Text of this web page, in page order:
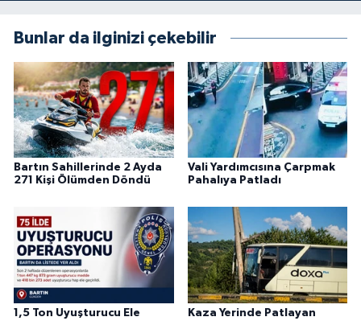
Bunlar da ilginizi çekebilir
Bartın Sahillerinde 2 Ayda
271 Kişi Ölümden Döndü
Vali Yardımcısına Çarpmak
Pahalıya Patladı
1,5 Ton Uyuşturucu Ele
Kaza Yerinde Patlayan